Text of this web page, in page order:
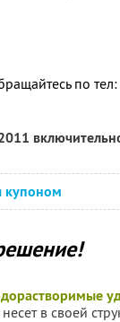
по
купоном
в своей